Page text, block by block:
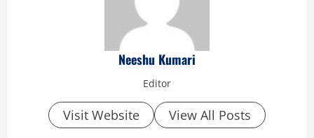
Neeshu Kumari
Editor
Visit Website View All Posts